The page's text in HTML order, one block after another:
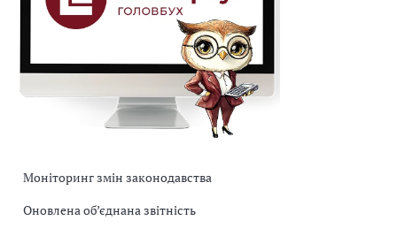
Моніторинг змін законодавства
Оновлена об’єднана звітність